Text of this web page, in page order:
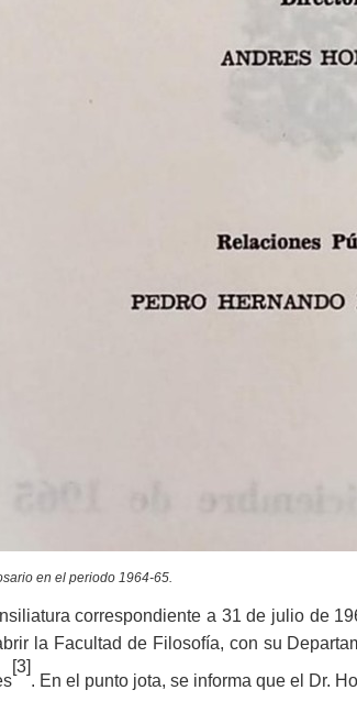
en el periodo 1964-65.
correspondiente a 31 de julio de
la Facultad de Filosofía, con su
[3]
. En el punto jota, se informa que el Dr.